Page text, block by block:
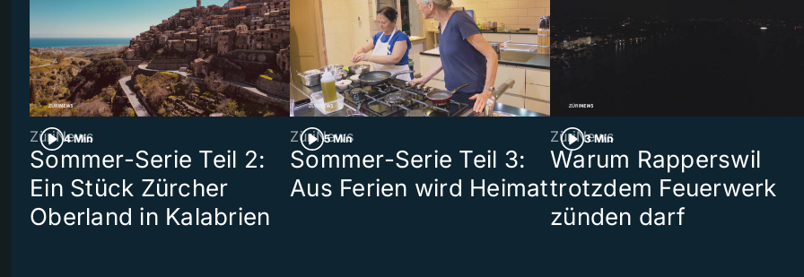
4 Min
ZüriNews
Sommer-Serie Teil 2:
Ein Stück Zürcher
Oberland in Kalabrien
5 Min
ZüriNews
Sommer-Serie Teil 3:
Aus Ferien wird Heimat
3 Min
ZüriNews
Warum Rapperswil
trotzdem Feuerwerk
zünden darf